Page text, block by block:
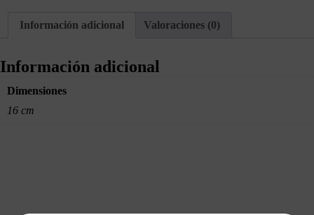
Información adicional Valoraciones (0)
Información adicional
Dimensiones
16 cm